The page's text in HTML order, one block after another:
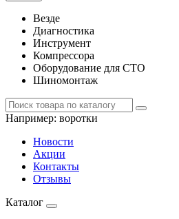
Везде
Диагностика
Инструмент
Компрессора
Оборудование для СТО
Шиномонтаж
Например: воротки
Новости
Акции
Контакты
Отзывы
Каталог